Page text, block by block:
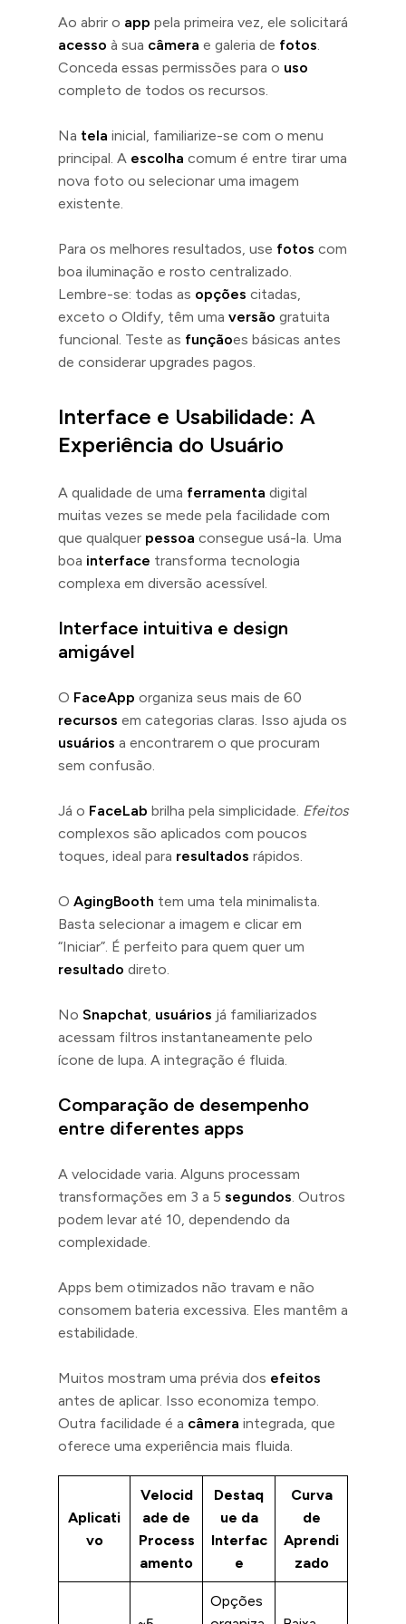
Ao abrir o app pela primeira vez, ele solicitará
acesso à sua câmera e galeria de fotos.
Conceda essas permissões para o uso
completo de todos os recursos.
Na tela inicial, familiarize-se com o menu
principal. A escolha comum é entre tirar uma
nova foto ou selecionar uma imagem
existente.
Para os melhores resultados, use fotos com
boa iluminação e rosto centralizado.
Lembre-se: todas as opções citadas,
exceto o Oldify, têm uma versão gratuita
funcional. Teste as funçãoes básicas antes
de considerar upgrades pagos.
Interface e Usabilidade: A
Experiência do Usuário
A qualidade de uma ferramenta digital
muitas vezes se mede pela facilidade com
que qualquer pessoa consegue usá-la. Uma
boa interface transforma tecnologia
complexa em diversão acessível.
Interface intuitiva e design
amigável
O FaceApp organiza seus mais de 60
recursos em categorias claras. Isso ajuda os
usuários a encontrarem o que procuram
sem confusão.
Já o FaceLab brilha pela simplicidade. Efeitos
complexos são aplicados com poucos
toques, ideal para resultados rápidos.
O AgingBooth tem uma tela minimalista.
Basta selecionar a imagem e clicar em
“Iniciar”. É perfeito para quem quer um
resultado direto.
No Snapchat, usuários já familiarizados
acessam filtros instantaneamente pelo
ícone de lupa. A integração é fluida.
Comparação de desempenho
entre diferentes apps
A velocidade varia. Alguns processam
transformações em 3 a 5 segundos. Outros
podem levar até 10, dependendo da
complexidade.
Apps bem otimizados não travam e não
consomem bateria excessiva. Eles mantêm a
estabilidade.
Muitos mostram uma prévia dos efeitos
antes de aplicar. Isso economiza tempo.
Outra facilidade é a câmera integrada, que
oferece uma experiência mais fluida.
Aplicati
vo
Velocid
ade de
Process
amento
Destaq
ue da
Interfac
e
Curva
de
Aprendi
zado
Opções